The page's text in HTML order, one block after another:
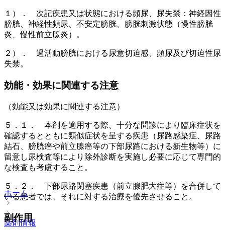
１）． 次記疾患又は状態における頻尿、尿失禁：神経因性
膀胱、神経性頻尿、不安定膀胱、膀胱刺激状態（慢性膀胱
炎、慢性前立腺炎）。
２）． 過活動膀胱における尿意切迫感、頻尿及び切迫性尿
失禁。
効能・効果に関連する注意
（効能又は効果に関連する注意）
５．１． 本剤を適用する際、十分な問診により臨床症状を
確認するとともに類似症状を呈する疾患（尿路感染症、尿路
結石、膀胱癌や前立腺癌等の下部尿路における新生物等）に
留意し尿検査等により除外診断を実施し必要に応じて専門的
な検査も考慮すること。
５．２． 下部尿路閉塞疾患（前立腺肥大症等）を合併して
いる患者では、それに対する治療を優先させること。
副作用
ホーム
薬剤情報